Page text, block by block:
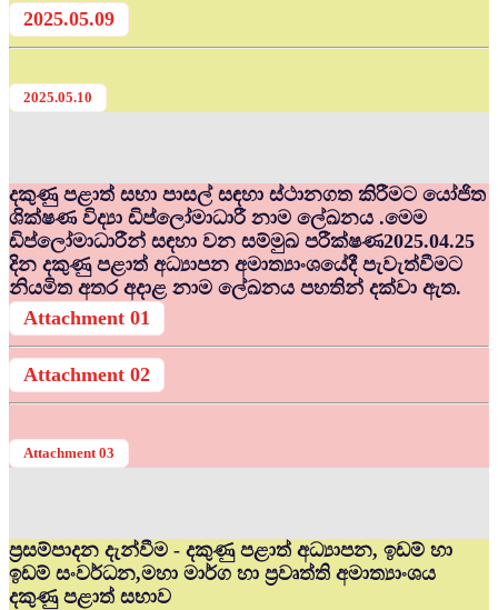
2025.05.09
2025.05.10
දකුණු පළාත් සභා පාසල් සඳහා ස්ථානගත කිරීමට යෝජිත
ශික්ෂණ විද්‍යා ඩිප්ලෝමාධාරී නාම ලේඛනය .මෙම
ඩිප්ලෝමාධාරීන් සඳහා වන සම්මුඛ පරීක්ෂණ2025.04.25
දින දකුණු පළාත් අධ්‍යාපන අමාත්‍යාංශයේදී පැවැත්වීමට
නියමිත අතර අදාළ නාම ලේඛනය පහතින් දක්වා ඇත.
Attachment 01
Attachment 02
Attachment 03
ප්‍රසම්පාදන දැන්වීම - දකුණු පළාත් අධ්‍යාපන, ඉඩම් හා
ඉඩම් සංවර්ධන,මහා මාර්ග හා ප්‍රවෘත්ති අමාත්‍යාංශය
දකුණු පළාත් සභාව